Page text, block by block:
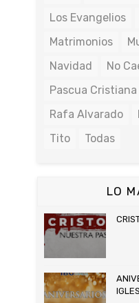
Los Evangelios
Matrimonios
Navidad
No
Pascua Cristiana
Rafa Alvarado
Tito
Todas
LO